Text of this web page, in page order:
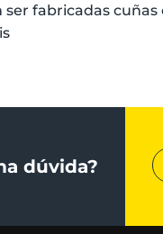
fabricadas cuñas
dúvida?